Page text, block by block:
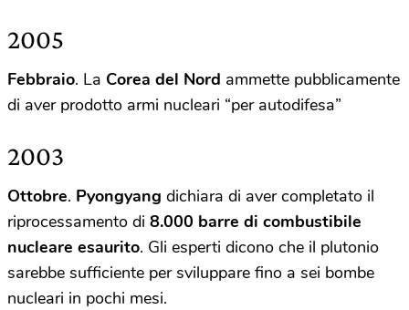
2005
Febbraio. La Corea del Nord ammette pubblicamente
di aver prodotto armi nucleari “per autodifesa”
2003
Ottobre. Pyongyang dichiara di aver completato il
riprocessamento di 8.000 barre di combustibile
nucleare esaurito. Gli esperti dicono che il plutonio
sarebbe sufficiente per sviluppare fino a sei bombe
nucleari in pochi mesi.